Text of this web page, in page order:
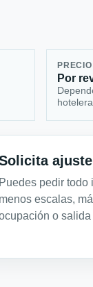
Por
hotelera
ajuste
Puedes pedir todo
menos escalas,
o